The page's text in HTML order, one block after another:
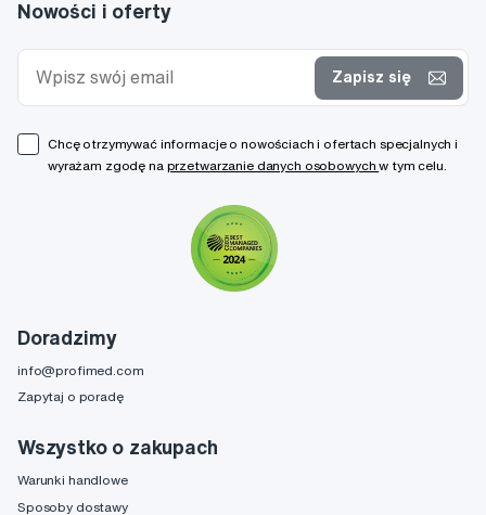
Doradzimy
info@profimed.com
Zapytaj o poradę
Wszystko o zakupach
Warunki handlowe
Sposoby dostawy
Nowości i oferty
Zapisz się
Chcę otrzymywać informacje o nowościach i ofertach specjalnych i
wyrażam zgodę na przetwarzanie danych osobowychw tym celu.